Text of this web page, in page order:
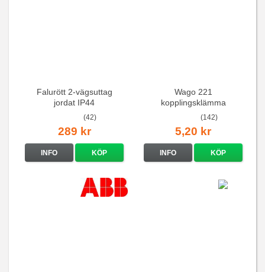
Falurött 2-vägsuttag
jordat IP44
(42)
289 kr
INFO KÖP
Wago 221
kopplingsklämma
(142)
5,20 kr
INFO KÖP